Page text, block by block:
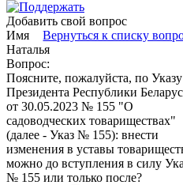
Добавить свой вопрос
Вернуться к списку
Имя
Наталья
Вопрос:
Поясните, пожалуйста, по Указу
Президента Республики
от 30.05.2023 № 155 "О
садоводческих товариществах"
(далее - Указ № 155): внести
изменения в уставы
можно до вступления в силу
№ 155 или только после?